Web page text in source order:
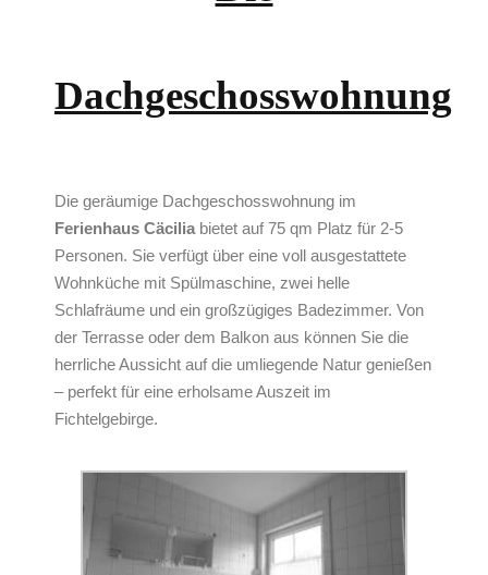
Dachgeschosswohnung
Die geräumige Dachgeschosswohnung im
Ferienhaus Cäcilia bietet auf 75 qm Platz für 2-5
Personen. Sie verfügt über eine voll ausgestattete
Wohnküche mit Spülmaschine, zwei helle
Schlafräume und ein großzügiges Badezimmer. Von
der Terrasse oder dem Balkon aus können Sie die
herrliche Aussicht auf die umliegende Natur genießen
– perfekt für eine erholsame Auszeit im
Fichtelgebirge.